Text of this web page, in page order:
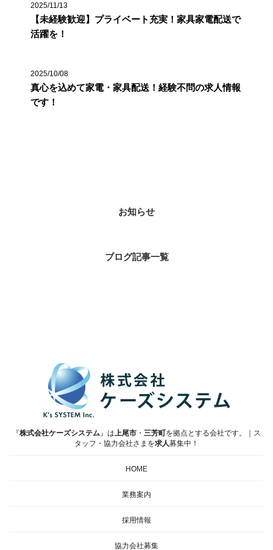
2025/11/13
【未経験歓迎】プライベート充実！家具家電配送で
活躍を！
2025/10/08
真心を込めて家電・家具配送！経験不問の求人情報
です！
お知らせ
ブログ記事一覧
『株式会社ケーズシステム 』は 上尾市 ・ 三芳町を拠点とする会社です。｜ス
タッフ・協力会社さまを求人募集中！
HOME
業務案内
採用情報
協力会社募集